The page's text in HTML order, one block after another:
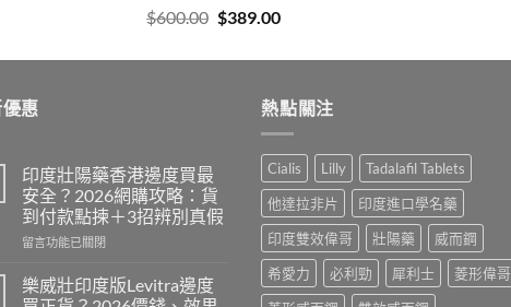
$600.00 Original
was:
$389.00Current
is:
惠
印度壯陽藥香港邊度買最
安全？2026網購攻略：貨
到付款點揀＋3招辨別真假
在
度
壯
留言功能已關閉
樂威壯印度版Levitra邊度
熱點關注
Cialis Lilly
Tadalafil Tablets
他達拉非片
印度進口學名藥
印度雙效偉哥
壯陽藥
威而鋼
希愛力
必利勁 犀利士
菱形偉哥